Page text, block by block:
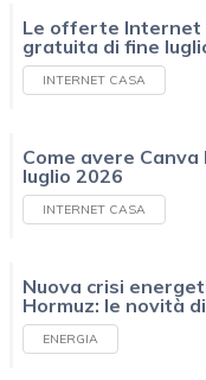
Le offerte Internet
gratuita di fine
INTERNET CASA
Come avere
luglio 2026
INTERNET CASA
Nuova crisi
Hormuz: le novità
ENERGIA